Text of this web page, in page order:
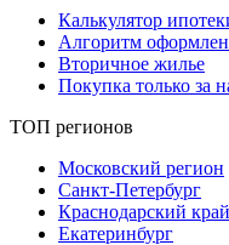
Калькулятор
Алгоритм
Вторичное жилье
Покупка только за
ТОП регионов
Московский регион
Санкт-Петербург
Краснодарский край
Екатеринбург